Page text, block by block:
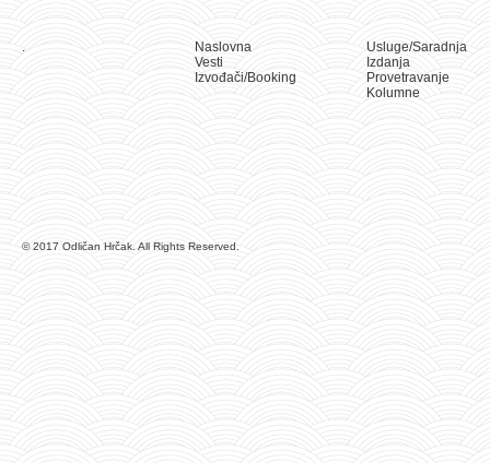
.
Naslovna
Vesti
Izvođači/Booking
Usluge/Saradnja
Izdanja
Provetravanje
Kolumne
© 2017 Odličan Hrčak. All Rights Reserved.